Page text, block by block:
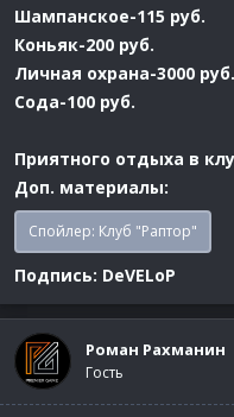
Шампанское-115 руб.
Коньяк-200 руб.
Личная охрана-3000 руб.
Сода-100 руб.
Приятного отдыха в
Доп. материалы:
Спойлер: Клуб "Раптор"
Подпись: DeVELoP
Роман Рахманин
Гость